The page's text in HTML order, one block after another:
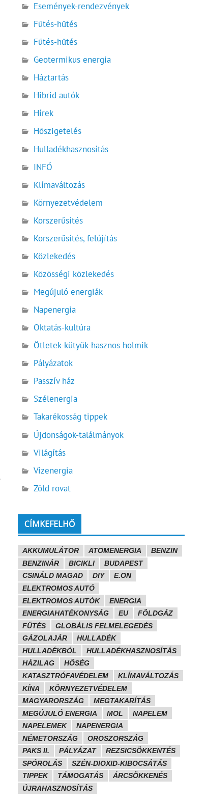
Események-rendezvények
Fűtés-hűtés
Fűtés-hűtés
Geotermikus energia
Háztartás
Hibrid autók
Hírek
Hőszigetelés
Hulladékhasznosítás
INFÓ
Klímaváltozás
Környezetvédelem
Korszerűsítés
Korszerűsítés, felújítás
Közlekedés
Közösségi közlekedés
Megújuló energiák
Napenergia
Oktatás-kultúra
Ötletek-kütyük-hasznos holmik
Pályázatok
Passzív ház
Szélenergia
Takarékosság tippek
Újdonságok-találmányok
Világítás
Vízenergia
Zöld rovat
CÍMKEFELHŐ
AKKUMULÁTOR ATOMENERGIA
BENZIN
BENZINÁR
BICIKLI
BUDAPEST
CSINÁLD MAGAD
DIY
E.ON
ELEKTROMOS AUTÓ
ELEKTROMOS AUTÓK
ENERGIA
ENERGIAHATÉKONYSÁG
EU
FÖLDGÁZ
FŰTÉS
GLOBÁLIS FELMELEGEDÉS
GÁZOLAJÁR
HULLADÉK
HULLADÉKBÓL
HULLADÉKHASZNOSÍTÁS
HÁZILAG
HŐSÉG
KATASZTRÓFAVÉDELEM
KLÍMAVÁLTOZÁS
KÍNA
KÖRNYEZETVÉDELEM
MAGYARORSZÁG
MEGTAKARÍTÁS
MEGÚJULÓ ENERGIA
MOL
NAPELEM
NAPELEMEK
NAPENERGIA
NÉMETORSZÁG
OROSZORSZÁG
PAKS II.
PÁLYÁZAT
REZSICSÖKKENTÉS
SPÓROLÁS
SZÉN-DIOXID-KIBOCSÁTÁS
TIPPEK
TÁMOGATÁS
ÁRCSÖKKENÉS
ÚJRAHASZNOSÍTÁS